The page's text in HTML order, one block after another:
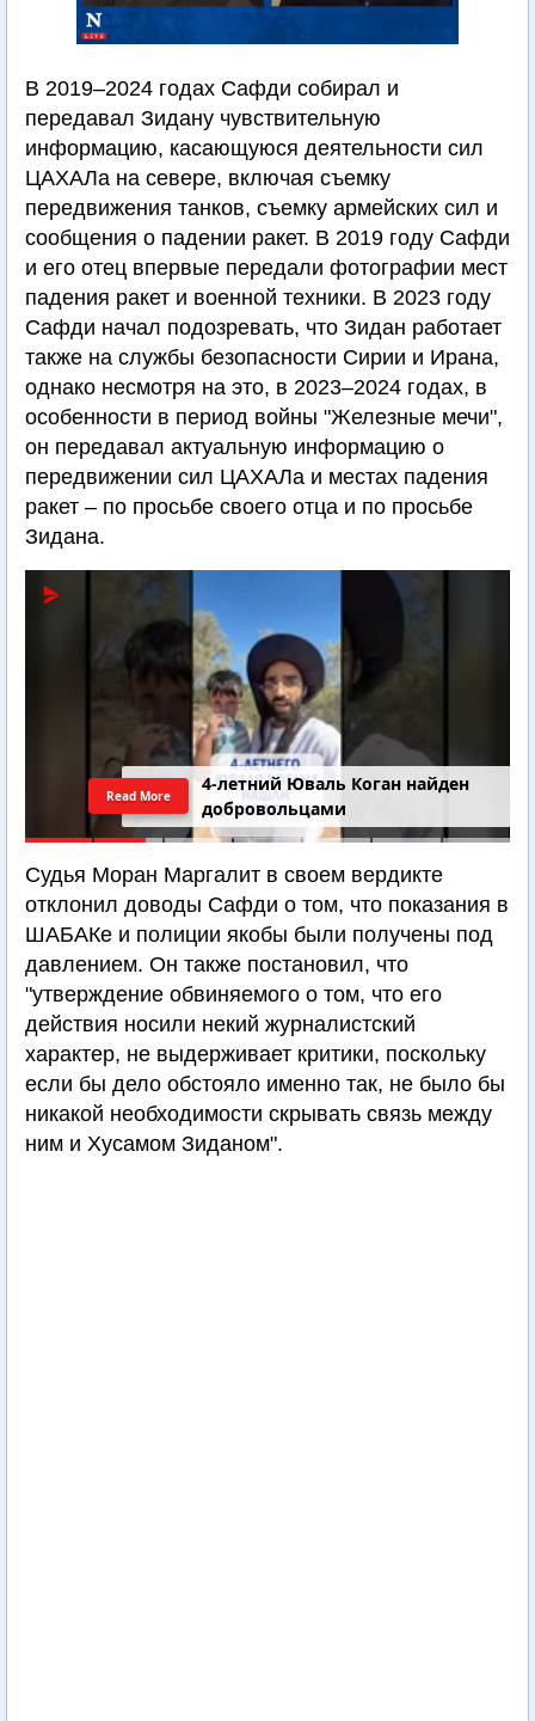
В 2019–2024 годах Сафди собирал и
передавал Зидану чувствительную
информацию, касающуюся деятельности сил
ЦАХАЛа на севере, включая съемку
передвижения танков, съемку армейских сил и
сообщения о падении ракет. В 2019 году Сафди
и его отец впервые передали фотографии мест
падения ракет и военной техники. В 2023 году
Сафди начал подозревать, что Зидан работает
также на службы безопасности Сирии и Ирана,
однако несмотря на это, в 2023–2024 годах, в
особенности в период войны "Железные мечи",
он передавал актуальную информацию о
передвижении сил ЦАХАЛа и местах падения
ракет – по просьбе своего отца и по просьбе
Зидана.
4-летний Юваль Коган найден
добровольцами
Read More
Судья Моран Маргалит в своем вердикте
отклонил доводы Сафди о том, что показания в
ШАБАКе и полиции якобы были получены под
давлением. Он также постановил, что
"утверждение обвиняемого о том, что его
действия носили некий журналистский
характер, не выдерживает критики, поскольку
если бы дело обстояло именно так, не было бы
никакой необходимости скрывать связь между
ним и Хусамом Зиданом".